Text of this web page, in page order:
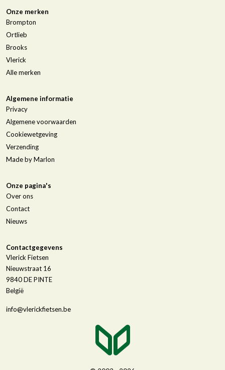
Onze merken
Brompton
Ortlieb
Brooks
Vlerick
Alle merken
Algemene informatie
Privacy
Algemene voorwaarden
Cookiewetgeving
Verzending
Made by Marlon
Onze pagina's
Over ons
Contact
Nieuws
Contactgegevens
Vlerick Fietsen
Nieuwstraat 16
9840DE PINTE
België
info@vlerickfietsen.be